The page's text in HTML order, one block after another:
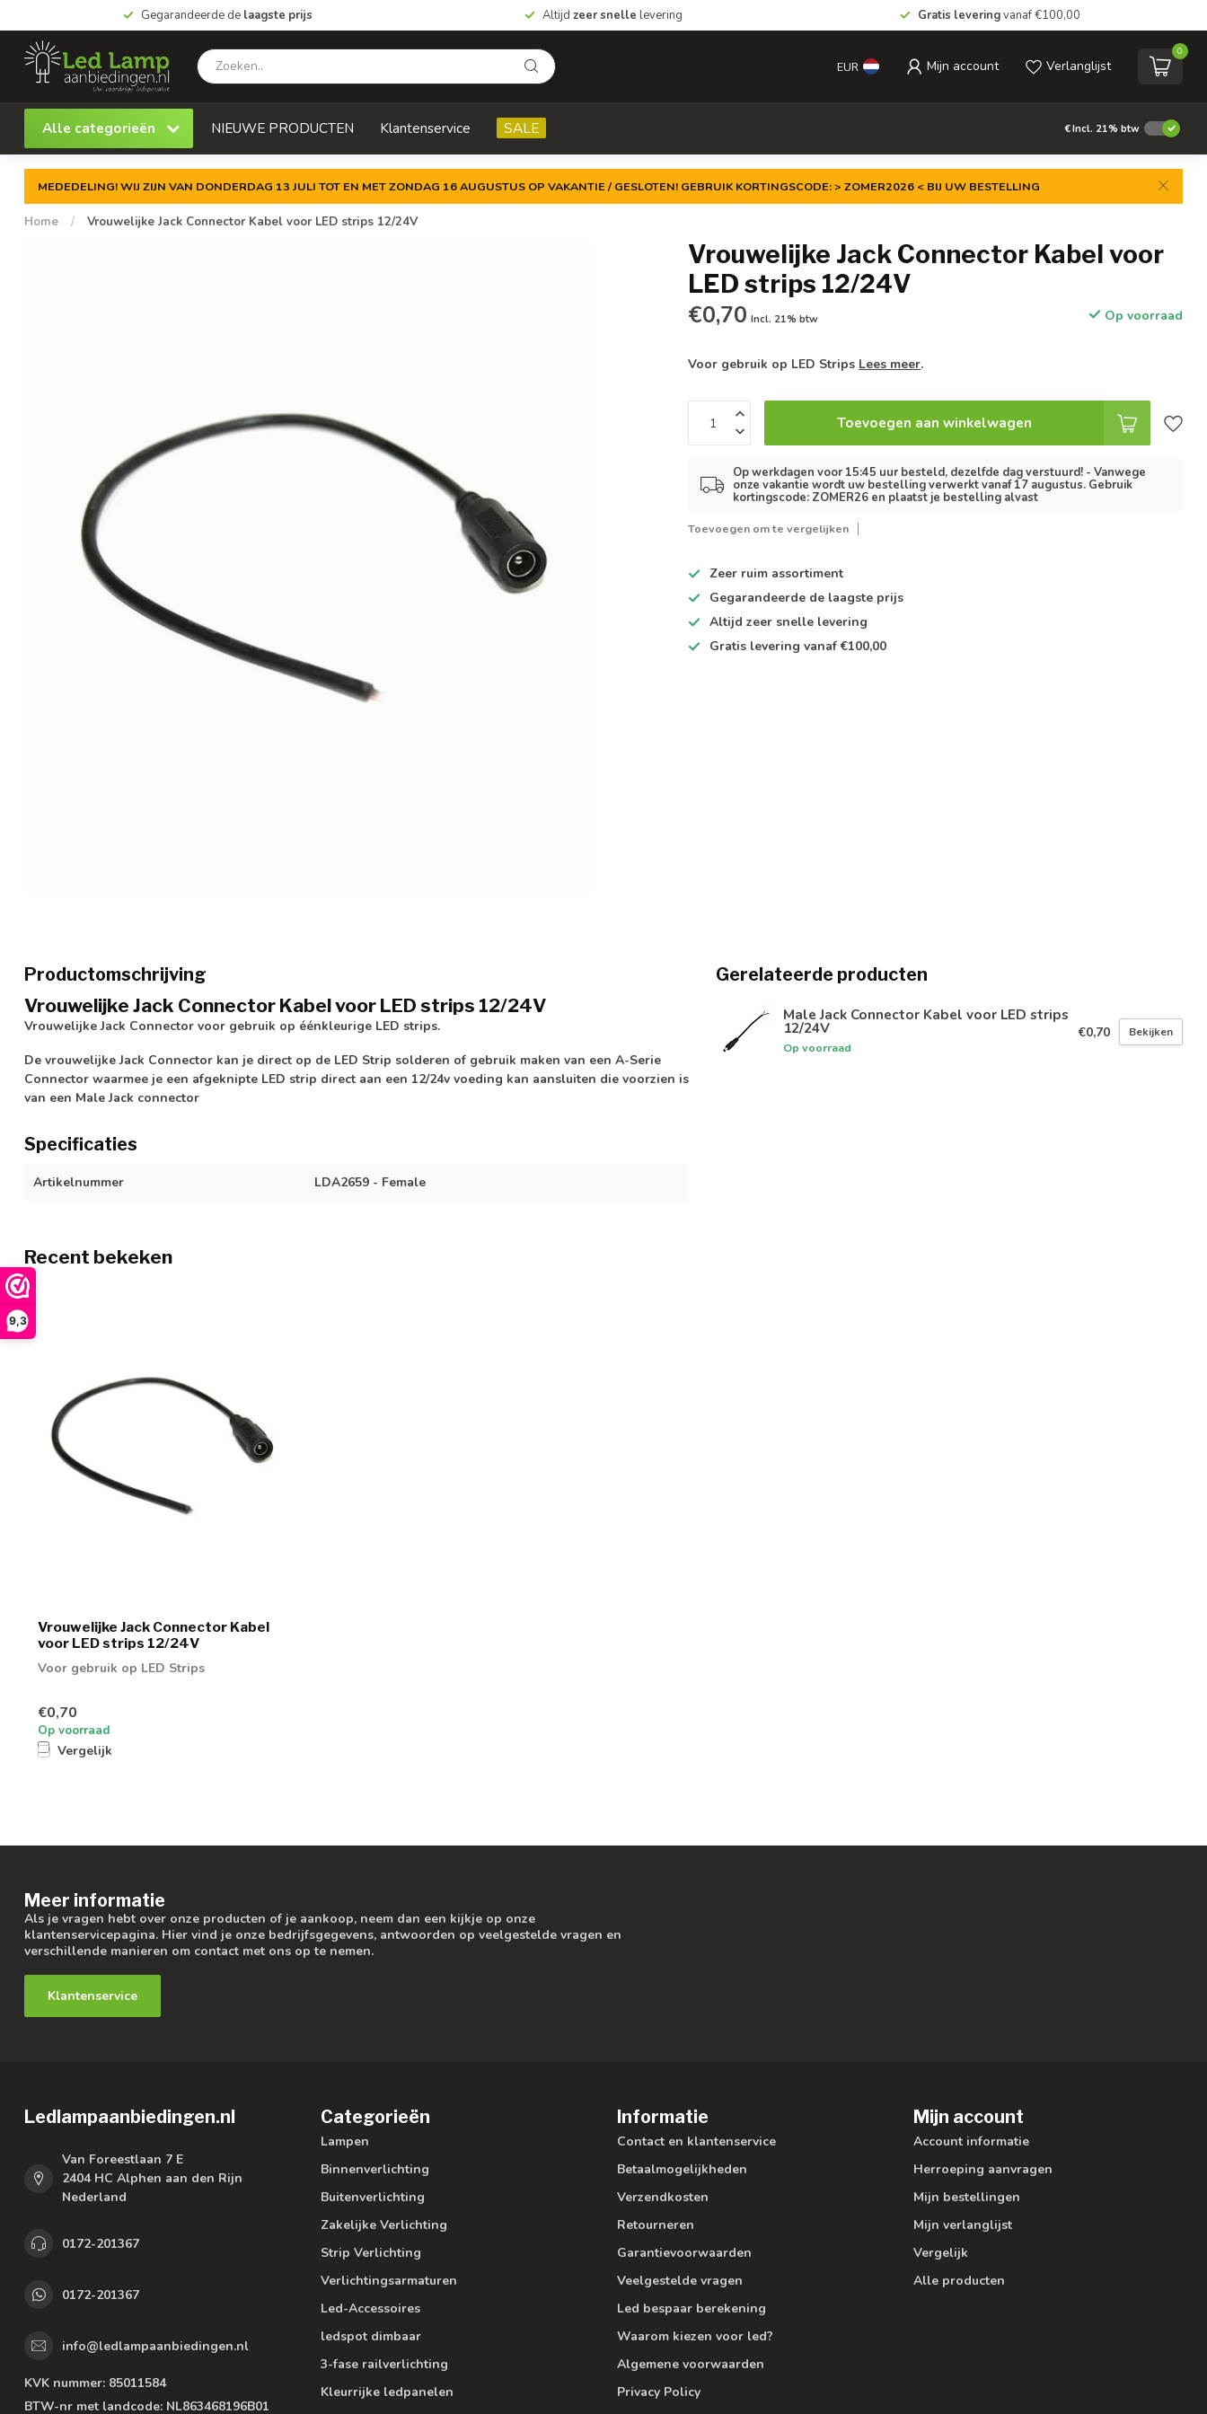
9,3
Gegarandeerde de laagste prijs Altijd zeer snelle levering Gratis leveringvanaf €100,00
EUR Mijn account Verlanglijst
0
Alle categorieën NIEUWE PRODUCTEN Klantenservice SALE €Incl. 21% btw
MEDEDELING! WIJ ZIJN VAN DONDERDAG 13 JULI TOT EN MET ZONDAG 16 AUGUSTUS OP VAKANTIE / GESLOTEN! GEBRUIK KORTINGSCODE: > ZOMER2026 < BIJ UW BESTELLING
Home / Vrouwelijke Jack Connector Kabel voor LED strips 12/24V
Vrouwelijke Jack Connector Kabel voor
LED strips 12/24V
€0,70 Incl. 21% btw Op voorraad
Voor gebruik op LED Strips Lees meer.
Toevoegen aan winkelwagen
Op werkdagen voor 15:45 uur besteld, dezelfde dag verstuurd! - Vanwege
onze vakantie wordt uw bestelling verwerkt vanaf 17 augustus. Gebruik
kortingscode: ZOMER26 en plaatst je bestelling alvast
Toevoegen om te vergelijken
Zeer ruim assortiment
Gegarandeerde de laagste prijs
Altijdzeer snelle levering
Gratis levering vanaf €100,00
Productomschrijving
Vrouwelijke Jack Connector Kabel voor LED strips 12/24V
Vrouwelijke Jack Connector voor gebruik op éénkleurige LED strips.
De vrouwelijke Jack Connector kan je direct op de LED Strip solderen of gebruik maken van een A-Serie
Connector waarmee je een afgeknipte LED strip direct aan een 12/24v voeding kan aansluiten die voorzien is
van een Male Jack connector
Specificaties
Artikelnummer LDA2659 - Female
Gerelateerde producten
Male Jack Connector Kabel voor LED strips
12/24V
Op voorraad
€0,70 Bekijken
Recent bekeken
Vrouwelijke Jack Connector Kabel
voor LED strips 12/24V
Voor gebruik op LED Strips
€0,70
Op voorraad
Vergelijk
Meer informatie
Als je vragen hebt over onze producten of je aankoop, neem dan een kijkje op onze
klantenservicepagina. Hier vind je onze bedrijfsgegevens, antwoorden op veelgestelde vragen en
verschillende manieren om contact met ons op te nemen.
Klantenservice
Ledlampaanbiedingen.nl
Van Foreestlaan 7 E
2404 HC Alphen aan den Rijn
Nederland
0172-201367
0172-201367
info@ledlampaanbiedingen.nl
KVK nummer: 85011584
BTW-nr met landcode: NL863468196B01
Categorieën
Lampen
Binnenverlichting
Buitenverlichting
Zakelijke Verlichting
Strip Verlichting
Verlichtingsarmaturen
Led-Accessoires
ledspot dimbaar
3-fase railverlichting
Kleurrijke ledpanelen
Informatie
Contact en klantenservice
Betaalmogelijkheden
Verzendkosten
Retourneren
Garantievoorwaarden
Veelgestelde vragen
Led bespaar berekening
Waarom kiezen voor led?
Algemene voorwaarden
Privacy Policy
Mijn account
Account informatie
Herroeping aanvragen
Mijn bestellingen
Mijn verlanglijst
Vergelijk
Alle producten